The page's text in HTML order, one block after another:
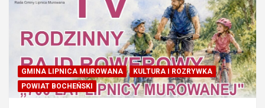
GMINA LIPNICA MUROWANA
KULTURA I ROZRYWKA
POWIAT BOCHEŃSKI